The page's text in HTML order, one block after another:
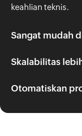
keahlian teknis.
Sangat mudah
Skalabilitas
Otomatiskan